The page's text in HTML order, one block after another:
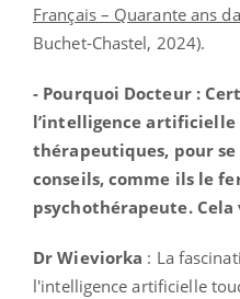
Français – Quarante ans
Buchet-Chastel, 2024).
- Pourquoi Docteur :
l’intelligence artificielle
thérapeutiques, pour
conseils, comme ils le
psychothérapeute.
Dr Wieviorka : La
l'intelligence artificielle